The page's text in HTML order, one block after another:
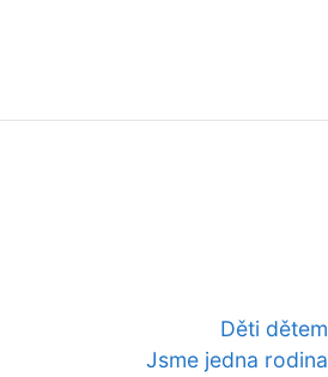
Děti dětem
Jsme jedna rodina